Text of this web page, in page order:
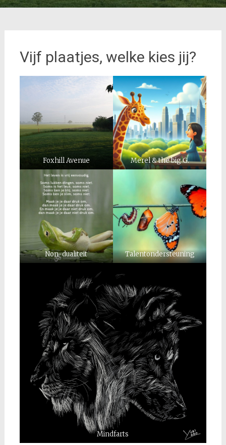
Vijf plaatjes, welke kies jij?
Foxhill Avenue Merel & the big G.
Non-dualiteit Talentondersteuning
Mindfarts